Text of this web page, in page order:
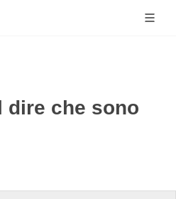
dire che sono